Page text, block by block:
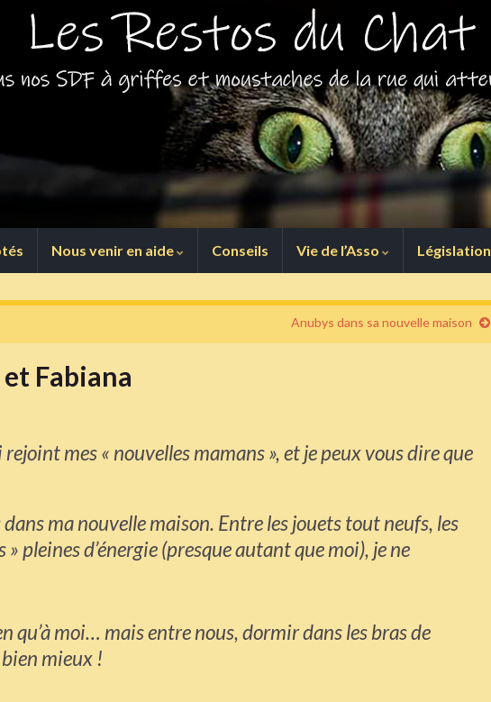
Nous venir en aide Conseils Vie de l’Asso Législation
Anubys dans sa nouvelle maison
Fabiana
rejoint mes « nouvelles mamans », et je peux vous dire que
ma nouvelle maison. Entre les jouets tout neufs, les
pleines d’énergie (presque autant que moi), je ne
qu’à moi… mais entre nous, dormir dans les bras de
bien mieux !